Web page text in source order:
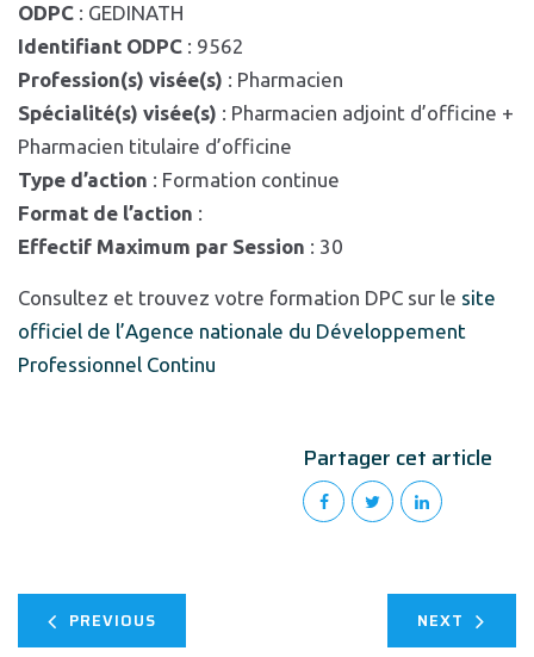
ODPC : GEDINATH
Identifiant ODPC : 9562
Profession(s) visée(s) : Pharmacien
Spécialité(s) visée(s) : Pharmacien adjoint d’officine +
Pharmacien titulaire d’officine
Type d’action : Formation continue
Format de l’action :
Effectif Maximum par Session : 30
Consultez et trouvez votre formation DPC sur le site
officiel de l’Agence nationale du Développement
Professionnel Continu
Partager cet article
PREVIOUS NEXT